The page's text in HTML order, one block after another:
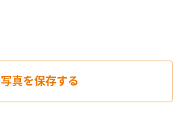
写真を保存する